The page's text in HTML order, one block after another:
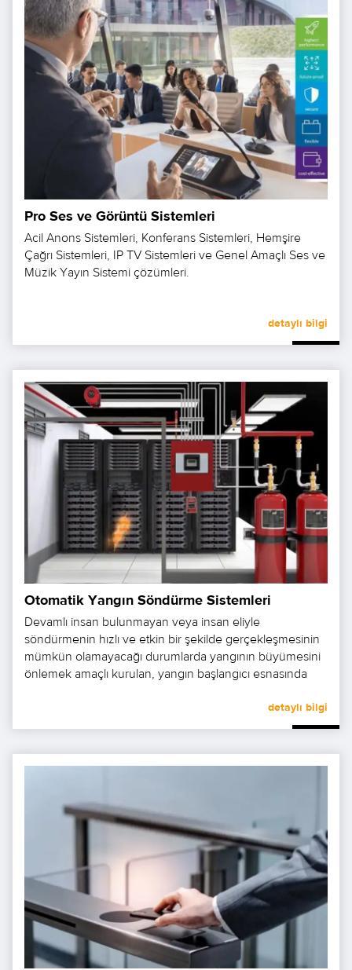
Pro Ses ve Görüntü Sistemleri
Acil Anons Sistemleri, Konferans Sistemleri, Hemşire
Çağrı Sistemleri, IP TV Sistemleri ve Genel Amaçlı Ses ve
Müzik Yayın Sistemi çözümleri.
detaylı bilgi
Otomatik Yangın Söndürme Sistemleri
Devamlı insan bulunmayan veya insan eliyle
söndürmenin hızlı ve etkin bir şekilde gerçekleşmesinin
mümkün olamayacağı durumlarda yangının büyümesini
önlemek amaçlı kurulan, yangın başlangıcı esnasında
detaylı bilgi